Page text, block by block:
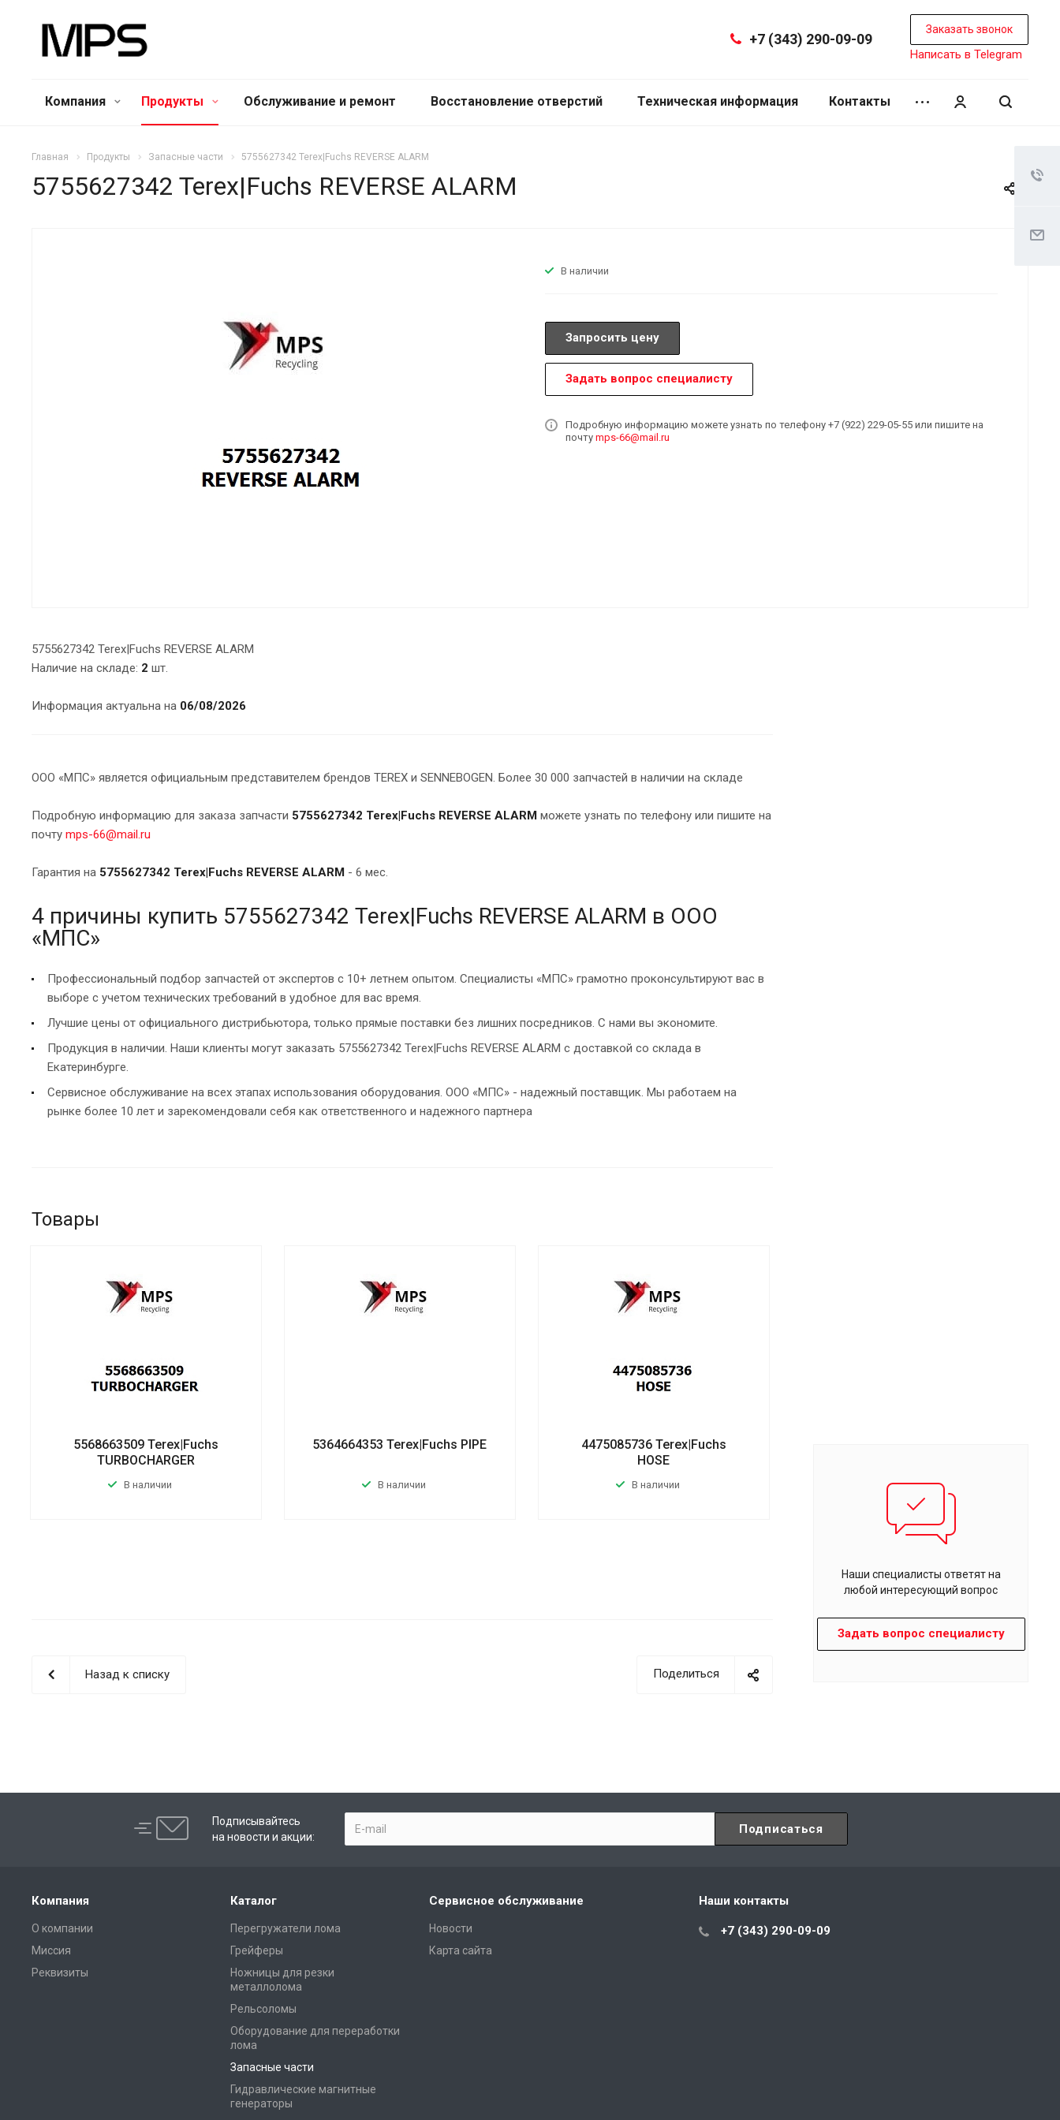
+7 (343) 290-09-09
Заказать звонок
Написать в Telegram
Компания Продукты Обслуживание и ремонт Восстановление отверстий Техническая информация Контакты
Главная Продукты Запасные части 5755627342 Terex|Fuchs REVERSE ALARM
5755627342 Terex|Fuchs REVERSE ALARM
В наличии
Запросить цену
Задать вопрос специалисту
Подробную информацию можете узнать по телефону +7 (922) 229-05-55 или пишите на
почту mps-66@mail.ru
5755627342 Terex|Fuchs REVERSE ALARM
Наличие на складе: 2 шт.
Информация актуальна на 06/08/2026
ООО «МПС» является официальным представителем брендов TEREX и SENNEBOGEN. Более 30 000 запчастей в наличии на складе
Подробную информацию для заказа запчасти 5755627342 Terex|Fuchs REVERSE ALARM можете узнать по телефону или пишите на
почту mps-66@mail.ru
Гарантия на 5755627342 Terex|Fuchs REVERSE ALARM - 6 мес.
4 причины купить 5755627342 Terex|Fuchs REVERSE ALARM в ООО
«МПС»
Профессиональный подбор запчастей от экспертов с 10+ летнем опытом. Специалисты «МПС» грамотно проконсультируют вас в
выборе с учетом технических требований в удобное для вас время.
Лучшие цены от официального дистрибьютора, только прямые поставки без лишних посредников. С нами вы экономите.
Продукция в наличии. Наши клиенты могут заказать 5755627342 Terex|Fuchs REVERSE ALARM с доставкой со склада в
Екатеринбурге.
Сервисное обслуживание на всех этапах использования оборудования. ООО «МПС» - надежный поставщик. Мы работаем на
рынке более 10 лет и зарекомендовали себя как ответственного и надежного партнера
Товары
5568663509 Terex|Fuchs
TURBOCHARGER
В наличии
5364664353 Terex|Fuchs PIPE
В наличии
4475085736 Terex|Fuchs
HOSE
В наличии
Наши специалисты ответят на
любой интересующий вопрос
Задать вопрос специалисту
Поделиться
Назад к списку
Подписывайтесь
на новости и акции:
Компания
О компании
Миссия
Реквизиты
Каталог
Перегружатели лома
Грейферы
Ножницы для резки
металлолома
Рельсоломы
Оборудование для переработки
лома
Запасные части
Гидравлические магнитные
генераторы
Сервисное обслуживание
Новости
Карта сайта
Наши контакты
+7 (343) 290-09-09